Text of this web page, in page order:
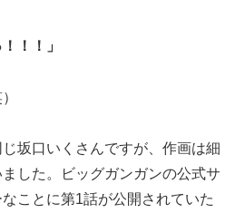
！！」
坂口いくさんですが、作画は細
した。ビッグガンガンの公式サ
ことに第1話が公開されていた